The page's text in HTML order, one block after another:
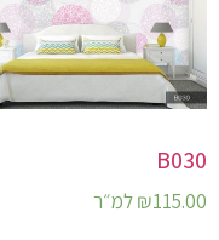
B030
₪115.00 למ״ר